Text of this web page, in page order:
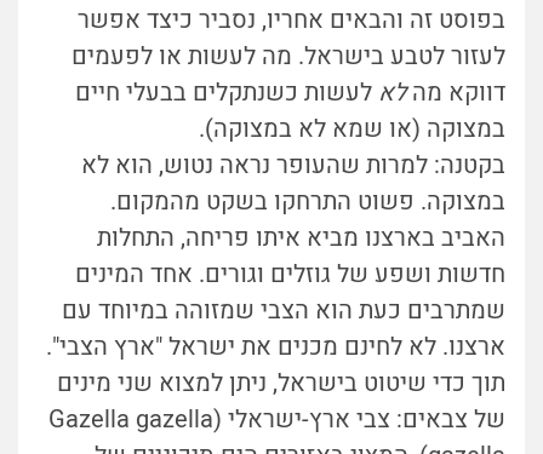
בפוסט זה והבאים אחריו, נסביר כיצד אפשר
לעזור לטבע בישראל. מה לעשות או לפעמים
דווקא מהלא לעשות כשנתקלים בבעלי חיים
במצוקה (או שמא לא במצוקה).
בקטנה: למרות שהעופר נראה נטוש, הוא לא
במצוקה. פשוט התרחקו בשקט מהמקום.
האביב בארצנו מביא איתו פריחה, התחלות
חדשות ושפע של גוזלים וגורים. אחד המינים
שמתרבים כעת הוא הצבי שמזוהה במיוחד עם
ארצנו. לא לחינם מכנים את ישראל "ארץ הצבי".
תוך כדי שיטוט בישראל, ניתן למצוא שני מינים
של צבאים: צבי ארץ-ישראלי (Gazella gazella